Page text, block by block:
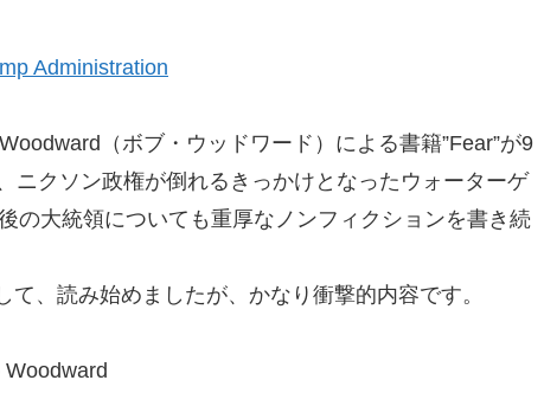
Administration
（ボブ・ウッドワード）による書籍”Fear”が9
ニクソン政権が倒れるきっかけとなったウォーターゲ
の大統領についても重厚なノンフィクションを書き続
、読み始めましたが、かなり衝撃的内容です。